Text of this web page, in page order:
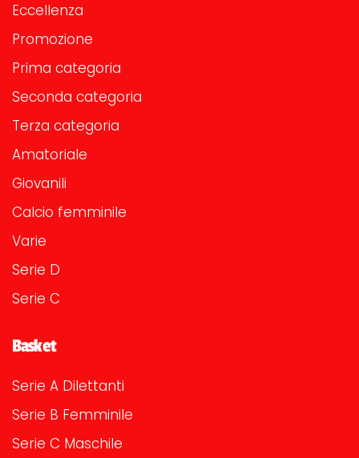
Eccellenza
Promozione
Prima categoria
Seconda categoria
Terza categoria
Amatoriale
Giovanili
Calcio femminile
Varie
Serie D
Serie C
Basket
Serie A Dilettanti
Serie B Femminile
Serie C Maschile